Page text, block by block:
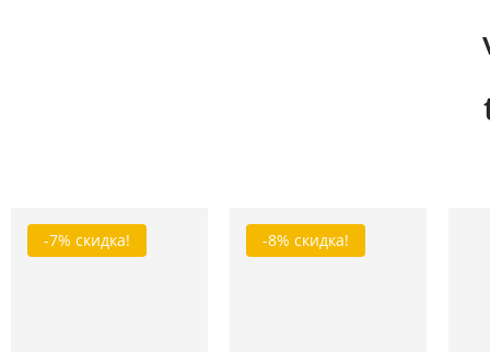
-7% скидка! -8% скидка!